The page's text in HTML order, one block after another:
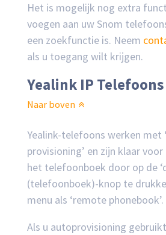
Het is mogelijk nog extra
voegen aan uw Snom
een zoekfunctie is. Neem
als u toegang wilt krijgen.
Yealink IP Telefoons
Naar boven
Yealink-telefoons werken met
provisioning’ en zijn klaar
het telefoonboek door op de
(telefoonboek)-knop te
menu als ‘remote phonebook’.
Als u autoprovisioning